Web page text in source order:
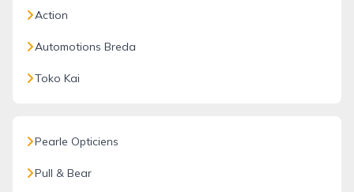
Action
Automotions Breda
Toko Kai
Pearle Opticiens
Pull & Bear